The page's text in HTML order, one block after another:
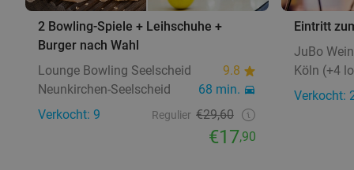
2 Bowling-Spiele + Leihschuhe +
Burger nach Wahl
Lounge Bowling Seelscheid
9.8
Neunkirchen-Seelscheid
68 min.
Verkocht: 9
Regulier €29,60
€17,90
Eintritt
JuBo
Köln (+4
Verkocht: